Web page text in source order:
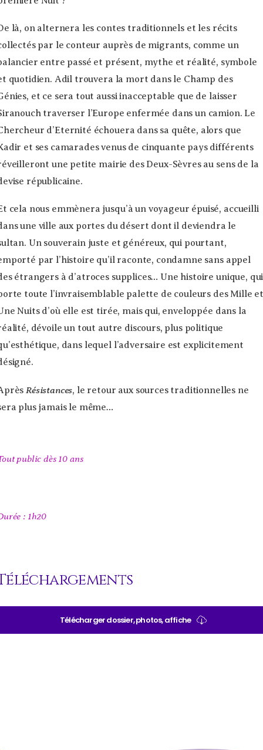
là, on alternera les contes traditionnels et les récits
par le conteur auprès de migrants, comme un
entre passé et présent, mythe et réalité, symbole
quotidien. Adil trouvera la mort dans le Champ des
et ce sera tout aussi inacceptable que de laisser
traverser l’Europe enfermée dans un camion. Le
d’Eternité échouera dans sa quête, alors que
et ses camarades venus de cinquante pays différents
une petite mairie des Deux-Sèvres au sens de la
républicaine.
cela nous emmènera jusqu’à un voyageur épuisé, accueilli
une ville aux portes du désert dont il deviendra le
Un souverain juste et généreux, qui pourtant,
par l’histoire qu’il raconte, condamne sans appel
étrangers à d’atroces supplices… Une histoire unique, qui
toute l’invraisemblable palette de couleurs des Mille
Nuits d’où elle est tirée, mais qui, enveloppée dans la
dévoile un tout autre discours, plus politique
dans lequel l’adversaire est explicitement
Résistances, le retour aux sources traditionnelles ne
plus jamais le même…
public dès 10 ans
: 1h20
Télécharger dossier, photos, affiche